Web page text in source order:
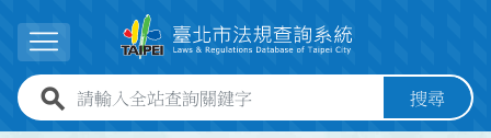
展開選單
全站查詢關鍵字欄位 搜尋